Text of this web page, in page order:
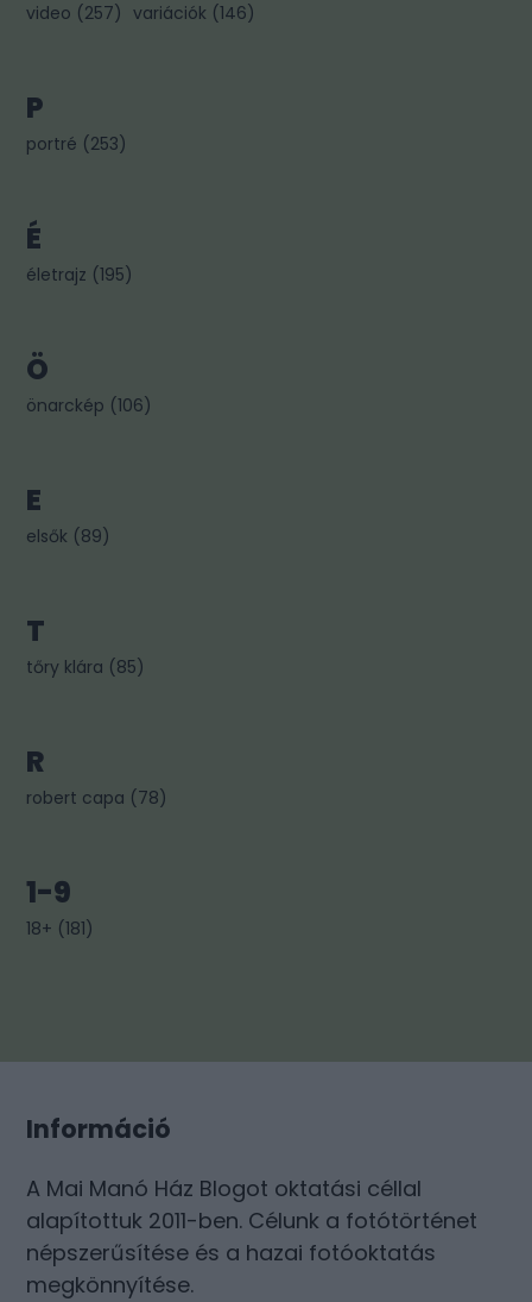
video (257) variációk (146)
P
portré (253)
É
életrajz (195)
Ö
önarckép (106)
E
elsők (89)
T
tőry klára (85)
R
robert capa (78)
1-9
18+ (181)
Információ
A Mai Manó Ház Blogot oktatási céllal
alapítottuk 2011-ben. Célunk a fotótörténet
népszerűsítése és a hazai fotóoktatás
megkönnyítése.